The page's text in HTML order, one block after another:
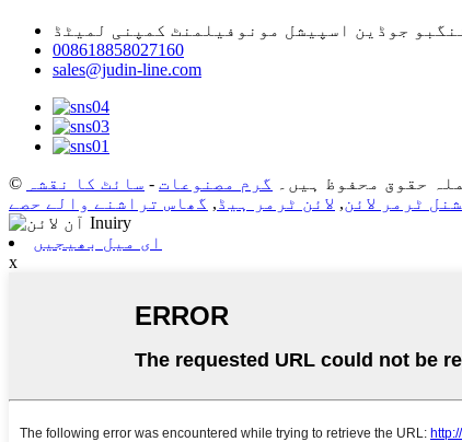
جوڈین اسپیشل مونوفیلمنٹ کمپنی لمیٹڈ
008618858027160
sales@judin-line.com
گرم مصنوعات - سائٹ کا نقشہ
ٹرمر لائن, لائن ٹرمر ہیڈ , گھاس تراشنے والے حصے
ای میل بھیجیں
x